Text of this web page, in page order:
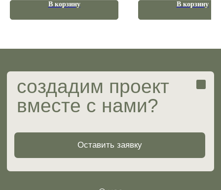
В корзину В корзину
Юридические документы
Разработка сайта